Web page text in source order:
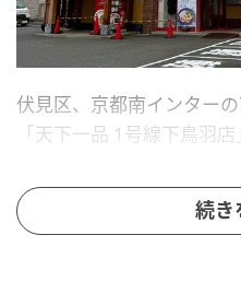
伏見区、京都南インター
「天下一品 1号線下鳥羽店
数ある天下一品の中でも
存在として知られる店舗
続き